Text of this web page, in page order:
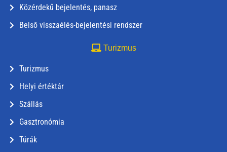
Közérdekű bejelentés, panasz
Belső visszaélés-bejelentési rendszer
Turizmus
Turizmus
Helyi értéktár
Szállás
Gasztronómia
Túrák